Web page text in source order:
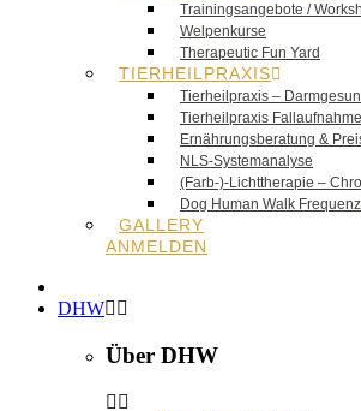
Trainingsangebote /
Welpenkurse
Therapeutic Fun Yard
TIERHEILPRAXIS
Tierheilpraxis –
Tierheilpraxis Fallaufnahme
Ernährungsberatung &
NLS-Systemanalyse
(Farb-)-Lichttherapie –
Dog Human Walk
GALLERY
ANMELDEN
DHW
Über DHW